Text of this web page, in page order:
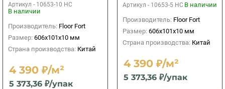
Артикул - 10653-10 НС
В наличии
Производитель: Floor Fort
Размер: 606х101х10 мм
Страна производства: Китай
4 390 ₽/м²
5 373,36 ₽/упак
Артикул - 10653-5 НС В наличии
Производитель: Floor Fort
Размер: 606х101х10 мм
Страна производства: Китай
4 390 ₽/м²
5 373,36 ₽/упак